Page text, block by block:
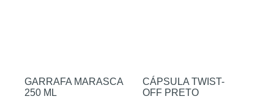
GARRAFA MARASCA
250 ML
CÁPSULA TWIST-
OFF PRETO